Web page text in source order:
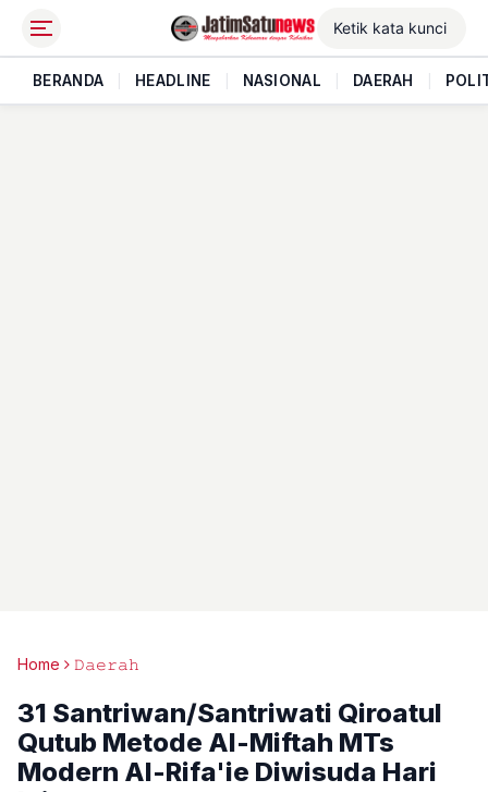
BERANDA HEADLINE NASIONAL DAERAH
Home 𝙳𝚊𝚎𝚛𝚊𝚑
31 Santriwan/Santriwati Qiroatul
Qutub Metode Al-Miftah MTs
Modern Al-Rifa'ie Diwisuda Hari